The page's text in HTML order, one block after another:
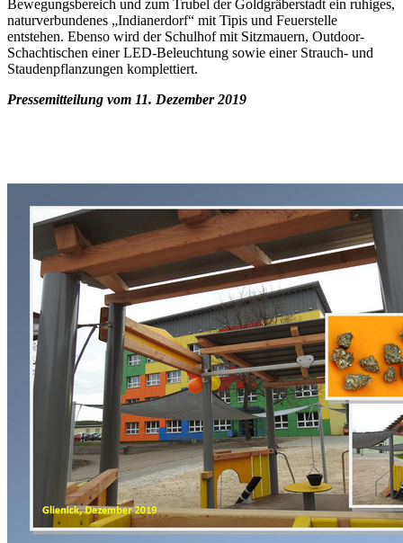
Bewegungsbereich und zum Trubel der Goldgräberstadt ein ruhiges,
naturverbundenes „Indianerdorf“ mit Tipis und Feuerstelle
entstehen. Ebenso wird der Schulhof mit Sitzmauern, Outdoor-
Schachtischen einer LED-Beleuchtung sowie einer Strauch- und
Staudenpflanzungen komplettiert.
Pressemitteilung vom 11. Dezember 2019